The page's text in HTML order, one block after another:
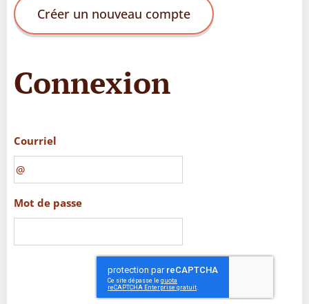
Créer un nouveau compte
Connexion
Courriel
Mot de passe